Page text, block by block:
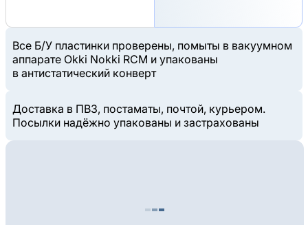
Все Б/У пластинки проверены, помыты в вакуумном
аппарате Okki Nokki RCM и упакованы
в антистатический конверт
Доставка в ПВЗ, постаматы, почтой, курьером.
Посылки надёжно упакованы и застрахованы